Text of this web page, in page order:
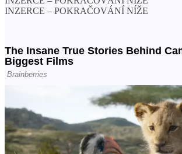
INZERCE – POKRAČOVÁNÍ NÍŽE